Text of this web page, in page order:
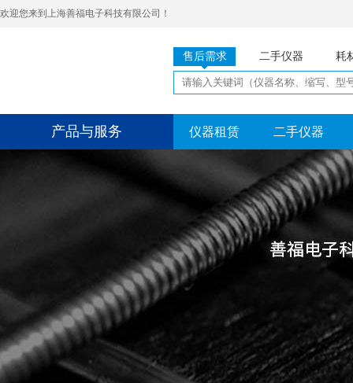
欢迎您来到上海善福电子科技有限公司！
售后需求 二手仪器 耗
产品与服务 仪器租赁 二手仪器